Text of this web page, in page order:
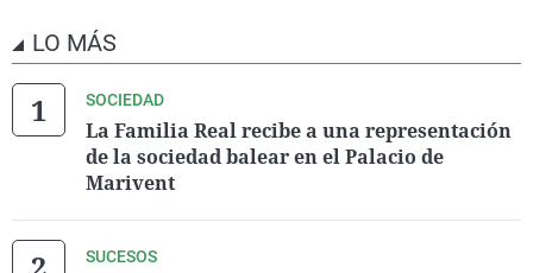
LO MÁS
SOCIEDAD
La Familia Real recibe a una representación
de la sociedad balear en el Palacio de
Marivent
SUCESOS